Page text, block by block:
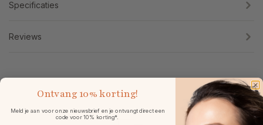
Specificaties
Reviews
Ontvang 10% korting!
Meld je aan voor onze nieuwsbrief en je ontvangt direct een
code voor 10% korting*.